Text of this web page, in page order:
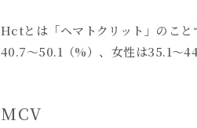
Hctとは「ヘマトクリット」のこと
40.7～50.1（%）、女性は35.1～
MCV